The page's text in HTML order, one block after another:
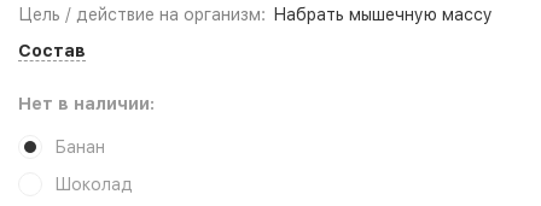
Цель / действие на организм:
Набрать мышечную массу
Состав
Нет в наличии:
Банан
Шоколад